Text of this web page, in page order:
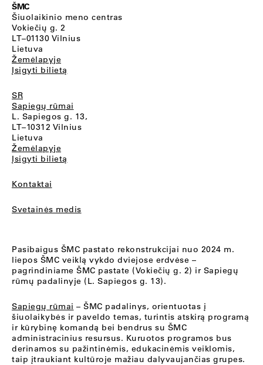
ŠMC
Šiuolaikinio meno centras
Vokiečių g. 2
LT–01130 Vilnius
Lietuva
Žemėlapyje
Įsigyti bilietą
SR
Sapiegų rūmai
L. Sapiegos g. 13,
LT–10312 Vilnius
Lietuva
Žemėlapyje
Įsigyti bilietą
Kontaktai
Svetainės medis
Pasibaigus ŠMC pastato rekonstrukcijai nuo 2024 m.
liepos ŠMC veiklą vykdo dviejose erdvėse –
pagrindiniame ŠMC pastate (Vokiečių g. 2) ir Sapiegų
rūmų padalinyje (L. Sapiegos g. 13).
Sapiegų rūmai – ŠMC padalinys, orientuotas į
šiuolaikybės ir paveldo temas, turintis atskirą programą
ir kūrybinę komandą bei bendrus su ŠMC
administracinius resursus. Kuruotos programos bus
derinamos su pažintinėmis, edukacinėmis veiklomis,
taip įtraukiant kultūroje mažiau dalyvaujančias grupes.